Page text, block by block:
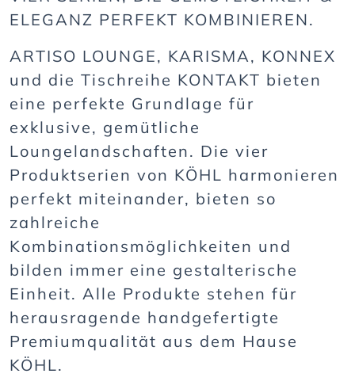
ELEGANZ PERFEKT KOMBINIEREN.
ARTISO LOUNGE, KARISMA, KONNEX
und die Tischreihe KONTAKT bieten
eine perfekte Grundlage für
exklusive, gemütliche
Loungelandschaften. Die vier
Produktserien von KÖHL harmonieren
perfekt miteinander, bieten so
zahlreiche
Kombinationsmöglichkeiten und
bilden immer eine gestalterische
Einheit. Alle Produkte stehen für
herausragende handgefertigte
Premiumqualität aus dem Hause
KÖHL.